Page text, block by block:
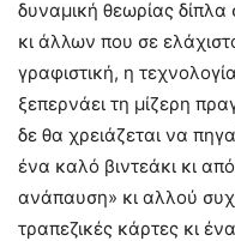
δυναμική θεωρίας
κι άλλων που σε
γραφιστική, η
ξεπερνάει τη μίζερη
δε θα χρειάζεται να
ένα καλό βιντεάκι κι
ανάπαυση» κι αλλού
τραπεζικές κάρτες κι